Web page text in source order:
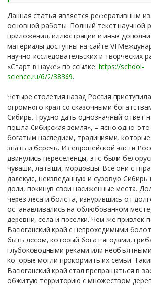
Данная статья является реферативным
основной работы. Полный текст научной
приложения, иллюстрации и иные
материалы доступны на сайте VI
научно-исследовательских и творческих
«Старт в науке» по ссылке: https://school-
science.ru/6/2/38369.
Четыре столетия назад Россия
огромного края со сказочными
Сибирь. Трудно дать однозначный ответ
пошла Сибирская земля», – ясно одно:
богатым наследием, традициями,
знать и беречь. Из европейской части
двинулись переселенцы, это были
чуваши, латыши, мордовцы. Все они
далекую, неизведанную и суровую Сибирь
доли, покинув свои насиженные места.
через леса и болота, изнурившись от
останавливались на облюбованном
деревни, села и поселки. Чем же привлек
Васюганский край с непроходимыми
быть лесом, который богат ягодами,
глубоководными реками или
которые могли прокормить их семьи.
Васюганский край стал превращаться в
обжитую территорию с множеством